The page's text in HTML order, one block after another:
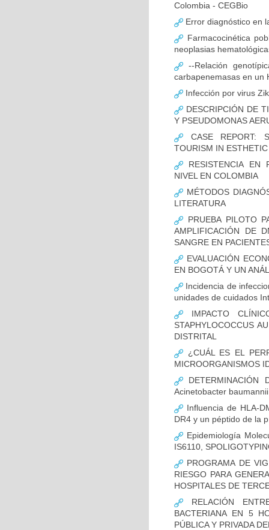
Colombia - CEGBio
Error diagnóstico en
Farmacocinética
neoplasias
--Relación
carbapenemasas en un
Infección por virus
DESCRIPCIÓN DE
Y PSEUDOMONAS
CASE REPORT:
TOURISM IN
RESISTENCIA EN
NIVEL EN COLOMBIA
MÉTODOS
LITERATURA
PRUEBA PILOTO
AMPLIFICACIÓN DE
SANGRE EN
EVALUACIÓN
EN BOGOTÁ Y UN
Incidencia de
unidades de cuidados
IMPACTO
STAPHYLOCOCCUS
DISTRITAL
¿CUÁL ES EL
MICROORGANISMOS
DETERMINACIÓN
Acinetobacter
Influencia de HLA-
DR4 y un péptido de la
Epidemiología
IS6110,
PROGRAMA DE
RIESGO PARA
HOSPITALES DE
RELACIÓN
BACTERIANA EN 5
PÚBLICA Y PRIVADA